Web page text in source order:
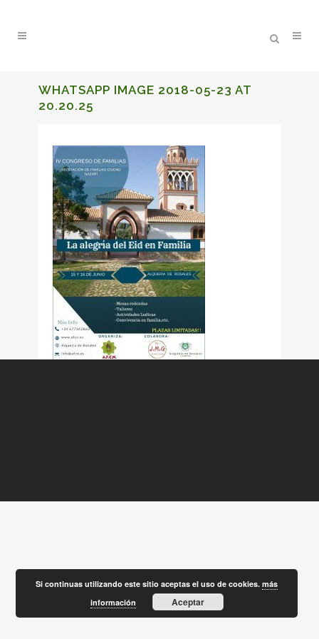
WHATSAPP IMAGE 2018-05-23 AT
20.20.25
Si continuas utilizando este sitio aceptas el uso de cookies.más
información
Aceptar